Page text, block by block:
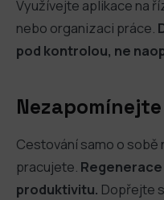
Využívejte aplikace na
nebo organizaci práce.
pod kontrolou, ne
Cestování samo o sobě
pracujete.
produktivitu. Dopřejte